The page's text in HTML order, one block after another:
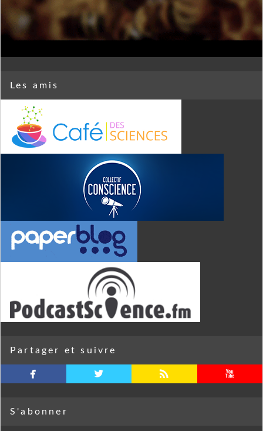
Les amis
Partager et suivre
facebook twitterbird rss youtube
S'abonner